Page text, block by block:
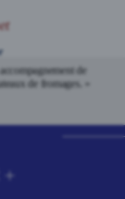
de
de fromages. »
+